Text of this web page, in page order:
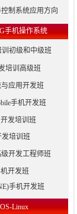
制系统应用方向
手机操作系统
训初级和中级班
培训高级班
应用开发班
手机开发班
发培训班
发培训班
开发工程师班
开发班
手机开发班
Linux